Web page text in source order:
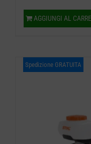
AGGIUNGI AL
Spedizione GRATUITA